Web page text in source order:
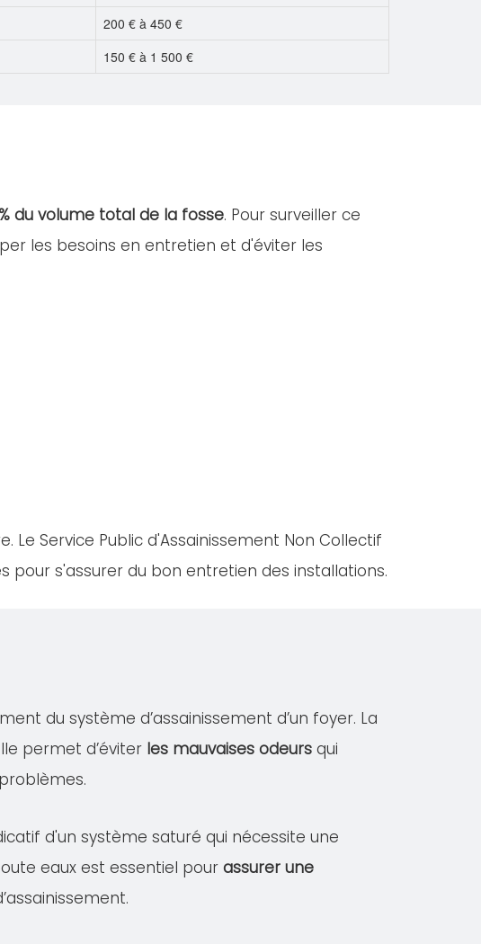
200 € à 450 €
150 € à 1 500 €
du volume total de la fosse. Pour surveiller ce
les besoins en entretien et d'éviter les
Service Public d'Assainissement Non Collectif
pour s'assurer du bon entretien des installations.
du système d’assainissement d’un foyer. La
permet d’éviter les mauvaises odeurs qui
d'un système saturé qui nécessite une
eaux est essentiel pour assurer une